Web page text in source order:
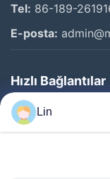
Tel: 86-189-
E-posta:
Hızlı Bağlantılar
Evde
Ürün
Lin